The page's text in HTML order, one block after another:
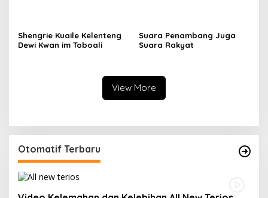
AD
Shengrie Kuaile Kelenteng
Dewi Kwan im Toboali
Suara Penambang Juga
Suara Rakyat
View More
Otomatif Terbaru